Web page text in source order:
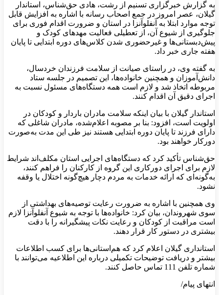
به گزارش خبرگزاری تسنیم از رشت،‌ هادی حق‌شناس، استاندار
گیلان، عصر امروز در جمع اصحاب رسانه با اشاره به افزایش قابل
توجه موارد ابتلا به آنفلوآنزا در استان و ضرورت اقدام فوری برای
جلوگیری از شیوع آن، از تعطیلی فعالیت مهدهای کودک و
پیش‌دبستانی‌ها و غیرحضوری شدن کلاس‌های دوره ابتدایی تا پایان
هفته جاری خبر داد.
به گفته وی، در راستای صیانت از سلامت فرزندان خردسال،
دانش‌آموزان و همچنین خانواده‌ها، این تصمیم در جلسه ستاد
مربوطه اتخاذ شد و لازم است همه دستگاه‌های مسئول نسبت به
اجرای دقیق آن اقدام کنند.
استاندار گیلان با بیان اینکه سلامت مادران باردار و کودکان در
اولویت است، افزود: بنا بر مصوبه اعلام‌شده، مادران شاغلی که
دارای فرزند تا پایان دوره ابتدایی هستند نیز طی این مدت به‌صورت
دورکار خواهند بود.
حق‌شناس تأکید کرد که دستگاه‌های اجرایی استان مکلف‌اند شرایط
لازم برای اجرای دورکاری این گروه از کارکنان را فراهم کنند،
به‌گونه‌ای که ارائه خدمات به مردم دچار هیچ‌گونه اختلال یا وقفه
نشود.
وی همچنین با اشاره به ضرورت رعایت توصیه‌های بهداشتی از
سوی شهروندان، بیان کرد: خانواده‌ها با توجه به شیوع آنفلوآنزا لازم
است مراقبت از کودکان و رعایت نکات پیشگیرانه را با دقت
بیشتری در دستور کار قرار دهند.
استانداری گیلان اعلام کرد که هم‌استانی‌ها برای کسب اطلاعات
بیشتر و دریافت توضیحات تکمیلی درباره این اطلاعیه می‌توانند با
شماره تلفن 111 تماس حاصل کنند.
انتهای پیام/